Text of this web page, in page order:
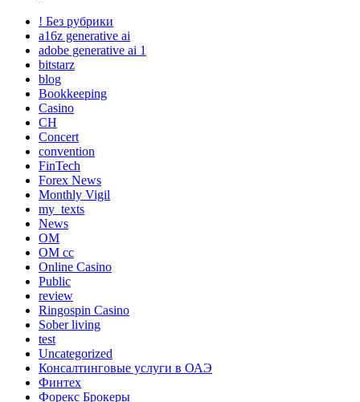
! Без рубрики
a16z generative ai
adobe generative ai 1
bitstarz
blog
Bookkeeping
Casino
CH
Concert
convention
FinTech
Forex News
Monthly Vigil
my_texts
News
OM
OM cc
Online Casino
Public
review
Ringospin Casino
Sober living
test
Uncategorized
Консалтинговые услуги в ОАЭ
Финтех
Форекс Брокеры